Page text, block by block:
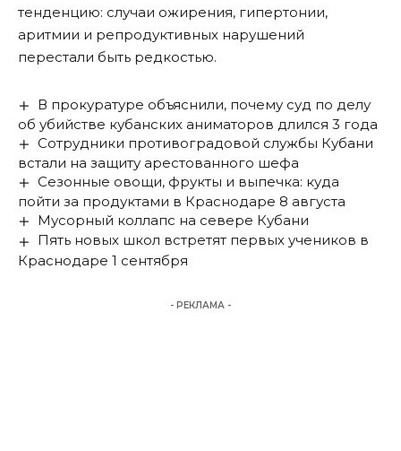
тенденцию: случаи ожирения, гипертонии,
аритмии и репродуктивных нарушений
перестали быть редкостью.
В прокуратуре объяснили, почему суд по делу
об убийстве кубанских аниматоров длился 3 года
Сотрудники противоградовой службы Кубани
встали на защиту арестованного шефа
Сезонные овощи, фрукты и выпечка: куда
пойти за продуктами в Краснодаре 8 августа
Мусорный коллапс на севере Кубани
Пять новых школ встретят первых учеников в
Краснодаре 1 сентября
- РЕКЛАМА -